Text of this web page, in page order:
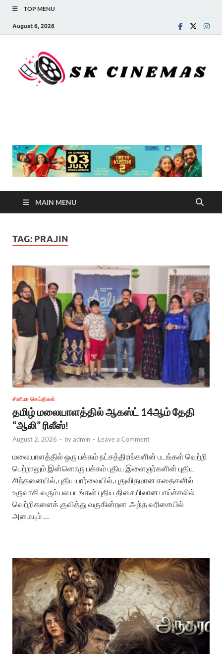
TOP MENU
August 6, 2026
MAIN MENU
TAG: PRAJIN
சினிமா செய்திகள்
தமிழ் மலையாளத்தில் ஆகஸ்ட் 14ஆம் தேதி
“ஆலி” ரிலீஸ்!
August 2, 2026 - byadmin - Leave a Comment
மலையாளத்தில் ஒரு பக்கம் நட்சத்திரங்களின் படங்கள் வெற்றி
பெற்றாலும் இன்னொரு பக்கம் புதிய இளைஞர்களின் புதிய
சிந்தனையில், புதிய பார்வையில், புதுவிதமான கதைகளில்
உருவாகி வரும் பல படங்கள் புதிய திசையிலான பாய்ச்சலில்
வெற்றிகளைக் குவித்து வருகின்றன .அந்த வரிசையில்
அமையும் …